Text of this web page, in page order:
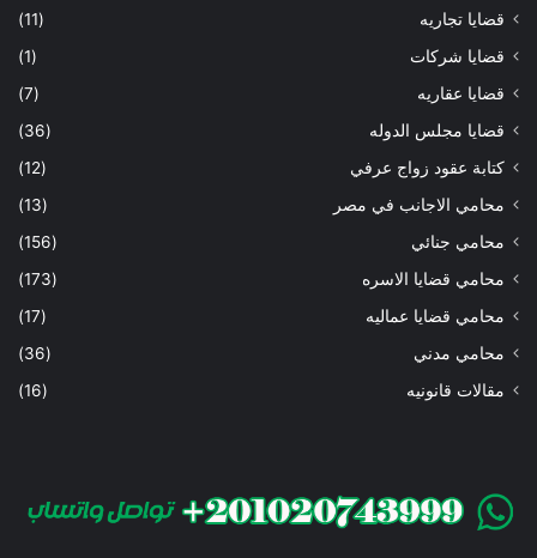
قضايا تجاريه
(11)
قضايا شركات
(1)
قضايا عقاريه
(7)
قضايا مجلس الدوله
(36)
كتابة عقود زواج عرفي
(12)
محامي الاجانب في مصر
(13)
محامي جنائي
(156)
محامي قضايا الاسره
(173)
محامي قضايا عماليه
(17)
محامي مدني
(36)
مقالات قانونيه
(16)